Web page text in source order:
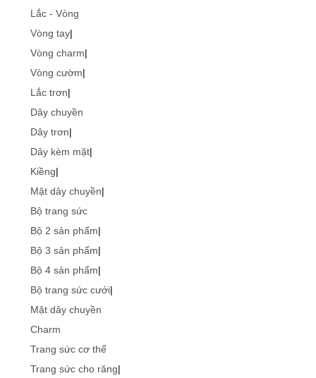
Lắc - Vòng
Vòng tay|
Vòng charm|
Vòng cườm|
Lắc trơn|
Dây chuyền
Dây trơn|
Dây kèm mặt|
Kiềng|
Mặt dây chuyền|
Bộ trang sức
Bộ 2 sản phẩm|
Bộ 3 sản phẩm|
Bộ 4 sản phẩm|
Bộ trang sức cưới|
Mặt dây chuyền
Charm
Trang sức cơ thể
Trang sức cho răng|